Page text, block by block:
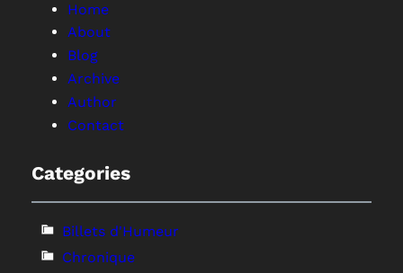
Home
About
Blog
Archive
Author
Contact
Categories
Billets d'Humeur
Chronique